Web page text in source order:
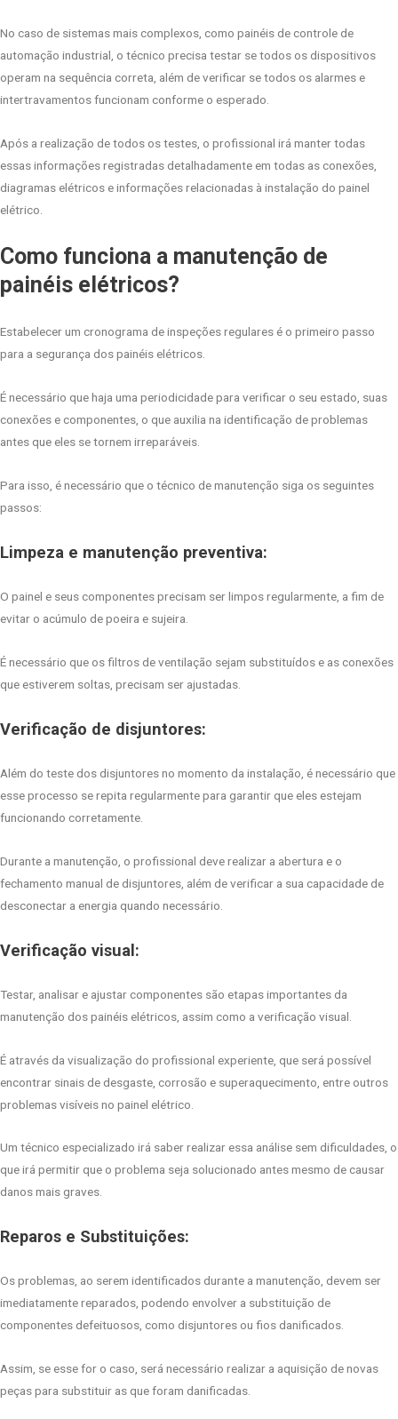
No caso de sistemas mais complexos, como painéis de controle de
automação industrial, o técnico precisa testar se todos os dispositivos
operam na sequência correta, além de verificar se todos os alarmes e
intertravamentos funcionam conforme o esperado.
Após a realização de todos os testes, o profissional irá manter todas
essas informações registradas detalhadamente em todas as conexões,
diagramas elétricos e informações relacionadas à instalação do painel
elétrico.
Como funciona a manutenção de
painéis elétricos?
Estabelecer um cronograma de inspeções regulares é o primeiro passo
para a segurança dos painéis elétricos.
É necessário que haja uma periodicidade para verificar o seu estado, suas
conexões e componentes, o que auxilia na identificação de problemas
antes que eles se tornem irreparáveis.
Para isso, é necessário que o técnico de manutenção siga os seguintes
passos:
Limpeza e manutenção preventiva:
O painel e seus componentes precisam ser limpos regularmente, a fim de
evitar o acúmulo de poeira e sujeira.
É necessário que os filtros de ventilação sejam substituídos e as conexões
que estiverem soltas, precisam ser ajustadas.
Verificação de disjuntores:
Além do teste dos disjuntores no momento da instalação, é necessário que
esse processo se repita regularmente para garantir que eles estejam
funcionando corretamente.
Durante a manutenção, o profissional deve realizar a abertura e o
fechamento manual de disjuntores, além de verificar a sua capacidade de
desconectar a energia quando necessário.
Verificação visual:
Testar, analisar e ajustar componentes são etapas importantes da
manutenção dos painéis elétricos, assim como a verificação visual.
É através da visualização do profissional experiente, que será possível
encontrar sinais de desgaste, corrosão e superaquecimento, entre outros
problemas visíveis no painel elétrico.
Um técnico especializado irá saber realizar essa análise sem dificuldades, o
que irá permitir que o problema seja solucionado antes mesmo de causar
danos mais graves.
Reparos e Substituições:
Os problemas, ao serem identificados durante a manutenção, devem ser
imediatamente reparados, podendo envolver a substituição de
componentes defeituosos, como disjuntores ou fios danificados.
Assim, se esse for o caso, será necessário realizar a aquisição de novas
peças para substituir as que foram danificadas.